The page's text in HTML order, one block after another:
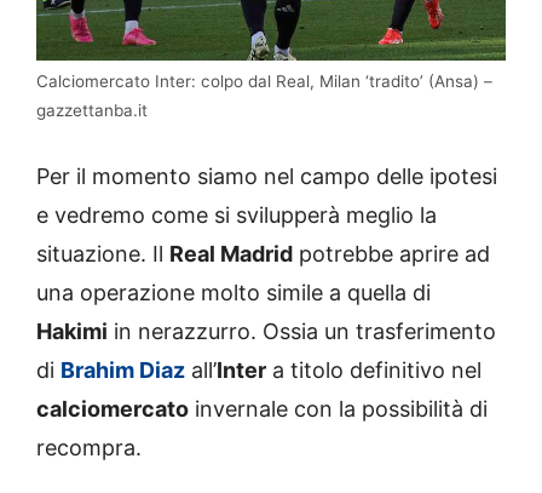
Calciomercato Inter: colpo dal Real, Milan ‘tradito’ (Ansa) –
gazzettanba.it
Per il momento siamo nel campo delle ipotesi
e vedremo come si svilupperà meglio la
situazione. Il Real Madrid potrebbe aprire ad
una operazione molto simile a quella di
Hakimi in nerazzurro. Ossia un trasferimento
di Brahim Diaz all’Inter a titolo definitivo nel
calciomercato invernale con la possibilità di
recompra.